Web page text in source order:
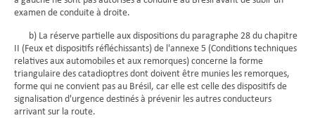
examen de conduite à droite.
b) La réserve partielle aux dispositions du paragraphe 28 du chapitre
II (Feux et dispositifs réfléchissants) de l'annexe 5 (Conditions techniques
relatives aux automobiles et aux remorques) concerne la forme
triangulaire des catadioptres dont doivent être munies les remorques,
forme qui ne convient pas au Brésil, car elle est celle des dispositifs de
signalisation d'urgence destinés à prévenir les autres conducteurs
arrivant sur la route.